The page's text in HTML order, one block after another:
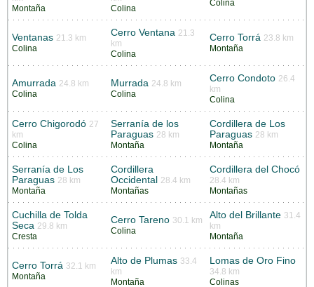
Montaña
Colina
Colina
Ventanas 21.3 km
Colina
Cerro Ventana 21.3
km
Colina
Cerro Torrá 23.8 km
Montaña
Amurrada 24.8 km
Colina
Murrada 24.8 km
Colina
Cerro Condoto 26.4
km
Colina
Cerro Chigorodó 27
km
Colina
Serranía de los
Paraguas 28 km
Montaña
Cordillera de Los
Paraguas 28 km
Montaña
Serranía de Los
Paraguas 28 km
Montaña
Cordillera
Occidental 28.4 km
Montañas
Cordillera del Chocó
28.4 km
Montañas
Cuchilla de Tolda
Seca 29.8 km
Cresta
Cerro Tareno 30.1 km
Colina
Alto del Brillante 31.4
km
Montaña
Cerro Torrá 32.1 km
Montaña
Alto de Plumas 33.4
km
Montaña
Lomas de Oro Fino
34.8 km
Colinas